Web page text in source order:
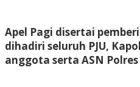
Apel Pagi disertai
dihadiri seluruh PJU,
anggota serta ASN